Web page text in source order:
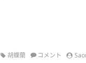
胡蝶蘭 コメント